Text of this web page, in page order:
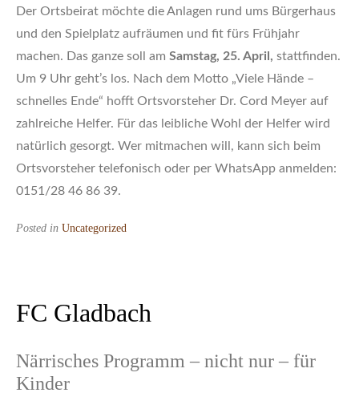
Der Ortsbeirat möchte die Anlagen rund ums Bürgerhaus
und den Spielplatz aufräumen und fit fürs Frühjahr
machen. Das ganze soll am Samstag, 25. April, stattfinden.
Um 9 Uhr geht’s los. Nach dem Motto „Viele Hände –
schnelles Ende“ hofft Ortsvorsteher Dr. Cord Meyer auf
zahlreiche Helfer. Für das leibliche Wohl der Helfer wird
natürlich gesorgt. Wer mitmachen will, kann sich beim
Ortsvorsteher telefonisch oder per WhatsApp anmelden:
0151/28 46 86 39.
Posted in Uncategorized
FC Gladbach
Närrisches Programm – nicht nur – für
Kinder